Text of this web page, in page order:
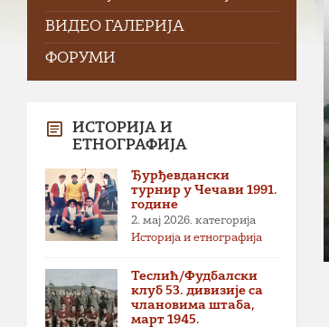
ВИДЕО ГАЛЕРИЈА
ФОРУМИ
ИСТОРИЈА И
ЕТНОГРАФИЈА
Ђурђевдански
турнир у Чечави 1991.
године
2. мај 2026. категорија
Историја и етнографија
Теслић/Фудбалски
клуб 53. дивизије са
члановима штаба,
март 1945.